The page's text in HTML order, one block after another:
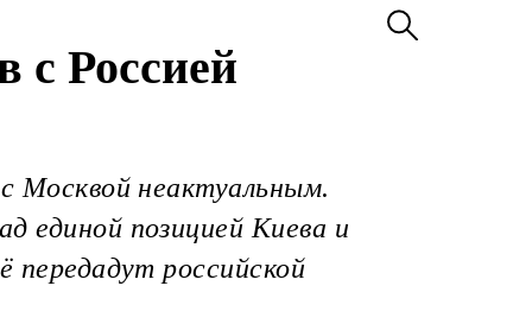
с Россией
Москвой неактуальным.
единой позицией Киева и
передадут российской